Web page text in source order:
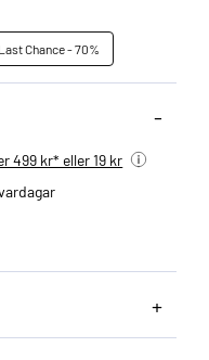
06 07
Last Chance - 70%
499 kr* eller 19 kr